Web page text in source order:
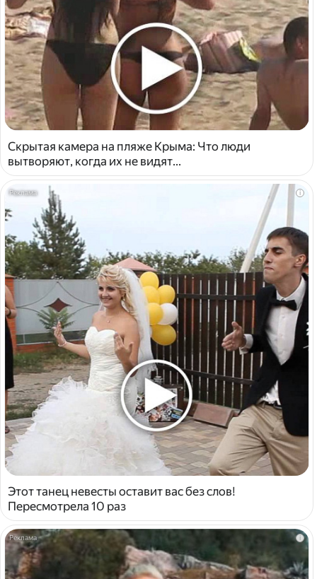
Скрытая камера на пляже Крыма: Что люди
вытворяют, когда их не видят...
i
Этот танец невесты оставит вас без слов!
Пересмотрела 10 раз
i